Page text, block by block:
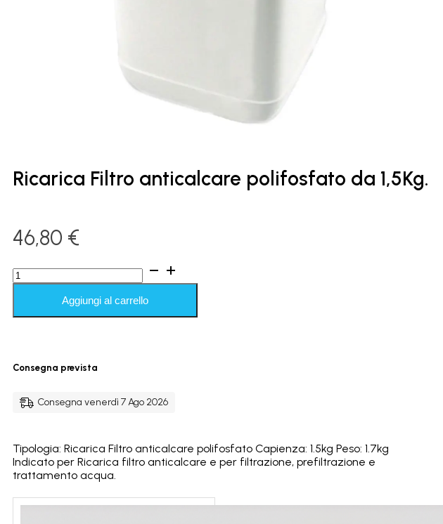
Ricarica Filtro anticalcare polifosfato da 1,5Kg.
46,80 €
Ricarica
Filtro
anticalcare
polifosfato
da
Aggiungi al carrello
Consegna prevista
Consegna venerdì 7 Ago 2026
Tipologia: Ricarica Filtro anticalcare polifosfato Capienza: 1.5kg Peso: 1.7kg
Indicato per Ricarica filtro anticalcare e per filtrazione, prefiltrazione e
trattamento acqua.